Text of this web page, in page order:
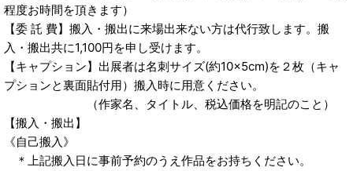
程度お時間を頂きます）
【委 託 費】搬入・搬出に来場出来ない方は代行致します。搬
入・搬出共に1,100円を申し受けます。
【キャプション】出展者は名刺サイズ(約10×5cm)を２枚（キャ
プションと裏面貼付用）搬入時に用意ください。
（作家名、タイトル、税込価格を明記のこと）
【搬入・搬出】
《自己搬入》
＊上記搬入日に事前予約のうえ作品をお持ちください。